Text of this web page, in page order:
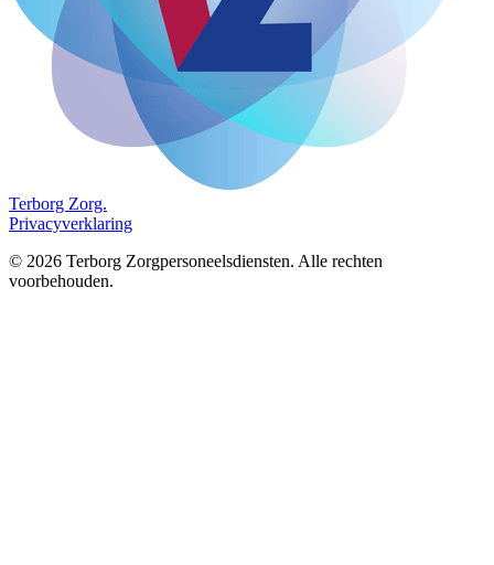
Terborg Zorg.
Privacyverklaring
© 2026 Terborg Zorgpersoneelsdiensten. Alle rechten
voorbehouden.